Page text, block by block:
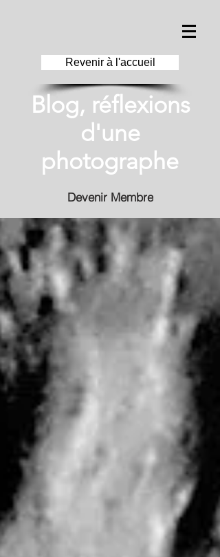
Revenir à l'accueil
Blog, réflexions
d'une
photographe
Devenir Membre